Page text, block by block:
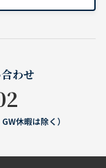
わせ
休暇は除く）